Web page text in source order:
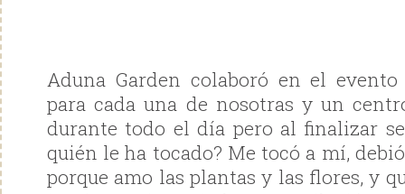
Aduna Garden colaboró en el
para cada una de nosotras y un
durante todo el día pero al finalizar
quién le ha tocado? Me tocó a mí,
porque amo las plantas y las flores, y